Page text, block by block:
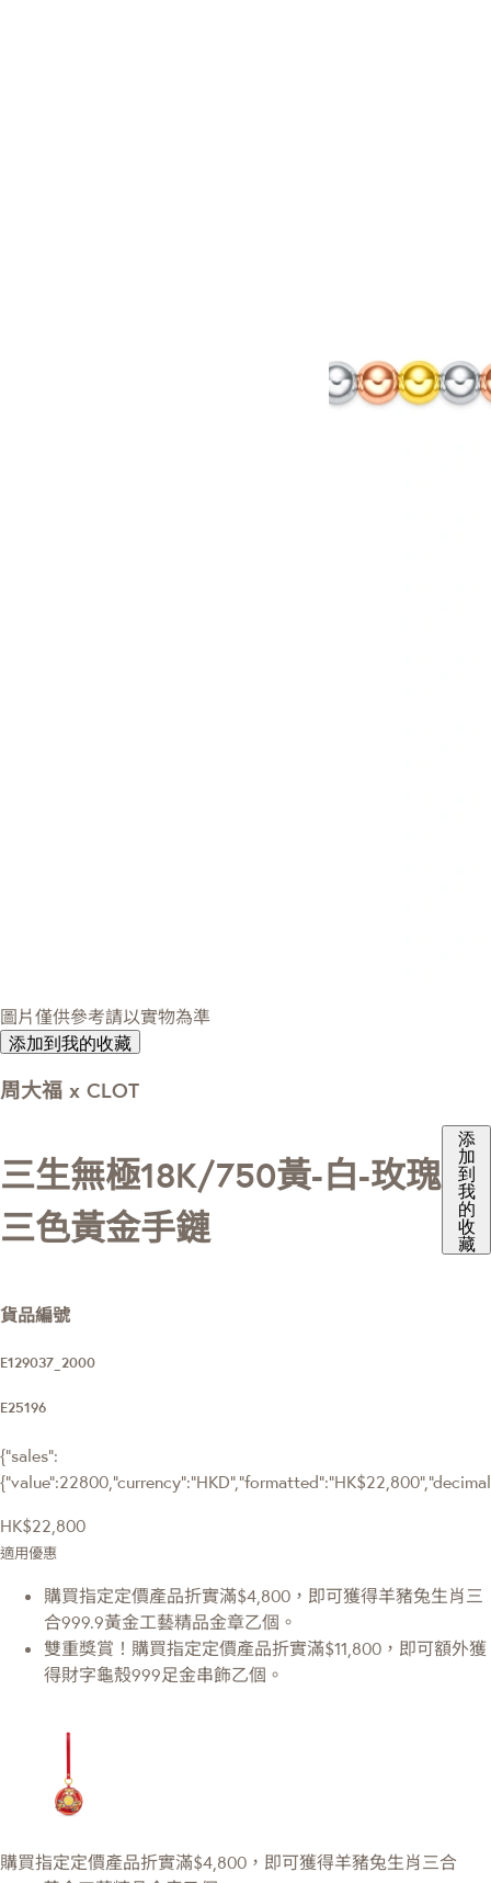
圖片僅供參考請以實物為準
添加到我的收藏
周大福 x CLOT
三生無極18K/750黃-白-玫瑰
三色黃金手鏈
添
加
到
我
的
收
藏
貨品編號
E129037_2000
E25196
{"sales":
HK$22,800
適用優惠
購買指定定價產品折實滿$4,800，即可獲得羊豬兔生肖三
合999.9黃金工藝精品金章乙個。
雙重獎賞！購買指定定價產品折實滿$11,800，即可額外獲
得財字龜殼999足金串飾乙個。
購買指定定價產品折實滿$4,800，即可獲得羊豬兔生肖三合